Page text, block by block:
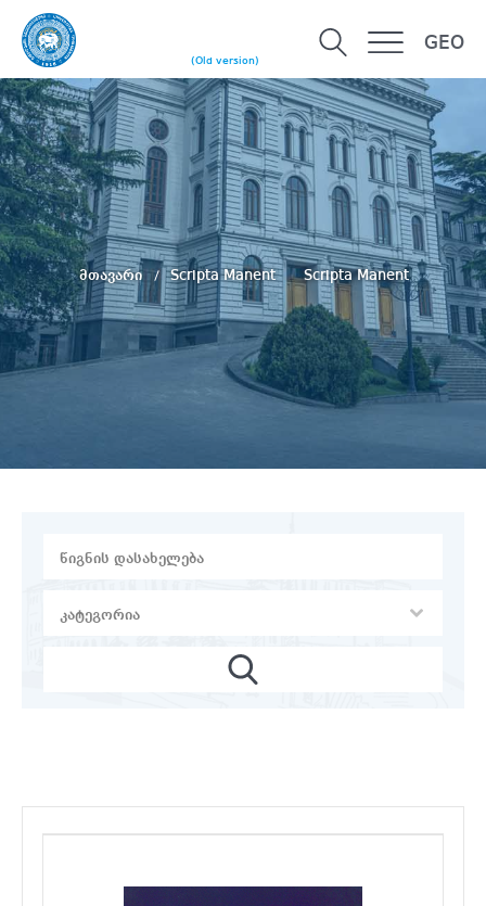
(Old version)
GEO
მთავარი Scripta Manent Scripta Manent